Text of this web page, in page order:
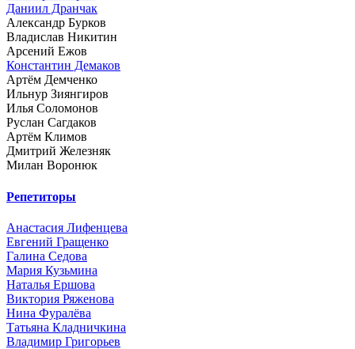
Даниил Дранчак
Александр Бурков
Владислав Никитин
Арсений Ежов
Константин Демаков
Артём Демченко
Ильнур Зиянгиров
Илья Соломонов
Руслан Сагдаков
Артём Климов
Дмитрий Железняк
Милан Воронюк
Репетиторы
Анастасия Лифенцева
Евгений Гращенко
Галина Седова
Мария Кузьмина
Наталья Ершова
Виктория Ряженова
Нина Фуралёва
Татьяна Кладничкина
Владимир Григорьев